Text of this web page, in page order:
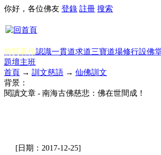
你好，各位佛友 登錄 註冊 搜索
前賢著作認識一貫道求道三寶道場修行設佛
題壇主班
首頁 → 訓文慈語 → 仙佛訓文
背景：
閱讀文章 - 南海古佛慈悲：佛在世間成！
[日期：2017-12-25]